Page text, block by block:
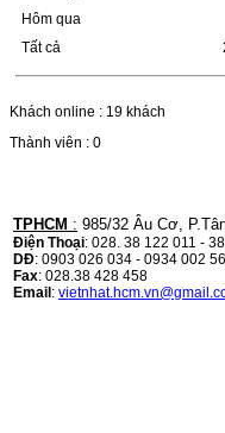
IN:- HP…
Giá : 249.000VND
Chọn mua
HỘP MỰC CANON
HỘP MỰC CANON CRG-070
MÁY LBP 243/MF 461DW MÃ
Hộp mực Canon CRG-070–
in laser trắng đenSỬ DỤNG CHO
Canon i-SENSYS…
Hôm qua
Tất cả
Khách online : 19 khách
Thành viên : 0
TPHCM : 985/32 Âu Cơ,
Điện Thoại: 028. 38 122 011 -
DĐ: 0903 026 034 - 0934 002
Fax: 028.38 428 458
Email: